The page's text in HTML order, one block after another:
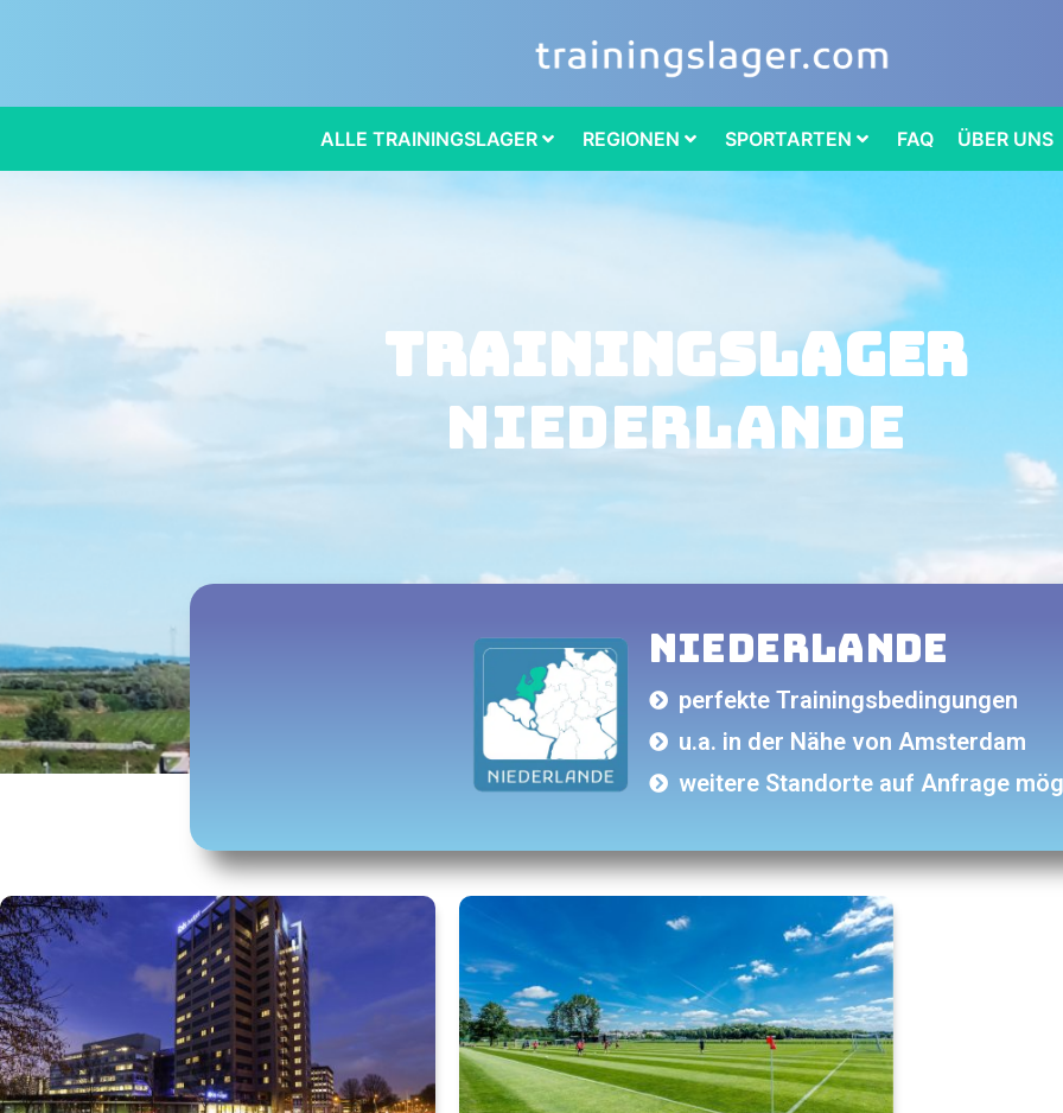
ALLE TRAININGSLAGER REGIONEN SPORTARTEN FAQ ÜBER UNS
Trainingslager
Niederlande
Niederlande
perfekte Trainingsbedingungen
u.a. in der Nähe von Amsterdam
weitere Standorte auf Anfrage